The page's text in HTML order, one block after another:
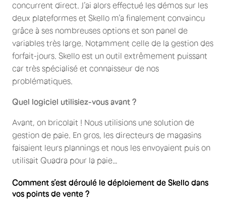
concurrent direct. J’ai alors effectué les démos sur les
deux plateformes et Skello m’a finalement convaincu
grâce à ses nombreuses options et son panel de
variables très large. Notamment celle de la gestion des
forfait-jours. Skello est un outil extrêmement puissant
car très spécialisé et connaisseur de nos
problématiques.
Quel logiciel utilisiez-vous avant ?
Avant, on bricolait ! Nous utilisions une solution de
gestion de paie. En gros, les directeurs de magasins
faisaient leurs plannings et nous les envoyaient puis on
utilisait Quadra pour la paie…
Comment s’est déroulé le déploiement de Skello dans
vos points de vente ?